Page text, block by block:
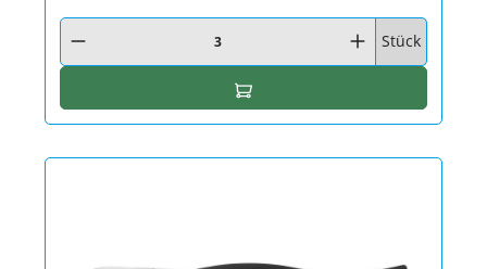
Produkt Anzahl: Gib den gewünschten Wert ein oder benutze die
Stück
In den Warenkorb